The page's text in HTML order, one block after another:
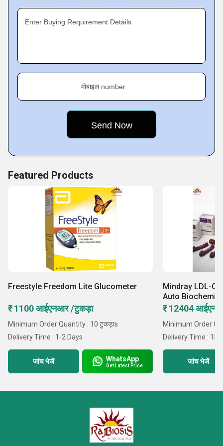
Key Facts of Raj Biosis Private Limited :
Enter Buying Requirement Details
मोबाइल number
Featured Products
Freestyle Freedom Lite Glucometer
₹ 1100 आईएनआर /टुकड़ा
Minimum Order Quantity : 10 टुकड़ाs
Delivery Time : 1-2 Days
जांच भेजें WhatsApp
Get Latest Price
Mindray LDL-C
Auto
₹ 12404
Minimum Order
Delivery Time : 15
जांच भेजें